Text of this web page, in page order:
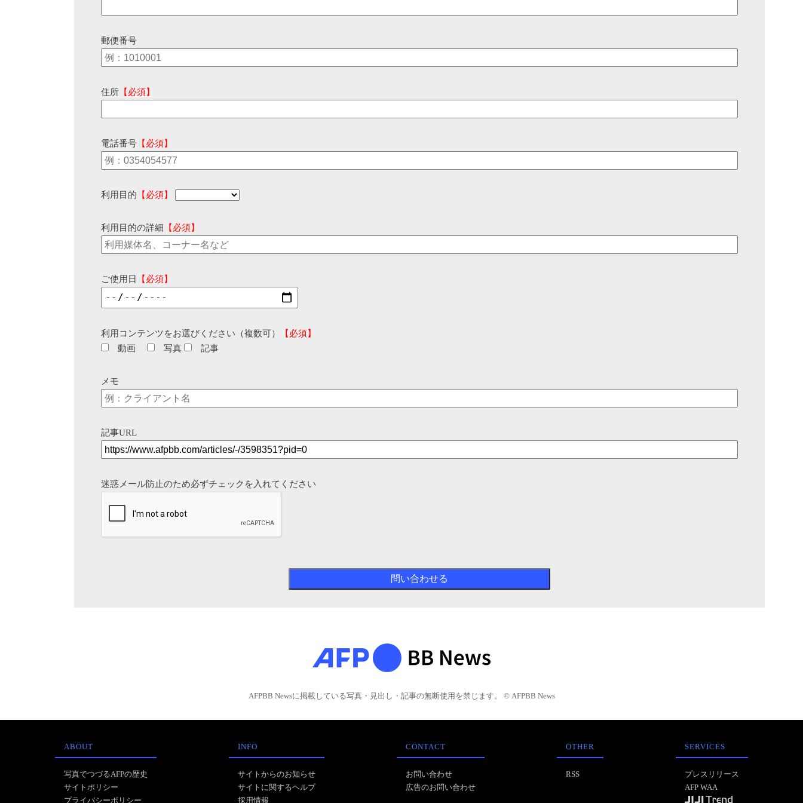
郵便番号
住所 【必須】
電話番号 【必須】
利用目的 【必須】
利用目的の詳細 【必須】
ご使用日 【必須】
利用コンテンツをお選びください（複数可）
【必須】
動画
写真 記事
メモ
記事URL
迷惑メール防止のため必ずチェックを入れてください
AFPBB Newsに掲載している写真・見出し・記事の無断使用を禁じます。 © AFPBB News
ABOUT
写真でつづるAFPの歴史
サイトポリシー
プライバシーポリシー
INFO
サイトからのお知らせ
サイトに関するヘルプ
採用情報
CONTACT
お問い合わせ
広告のお問い合わせ
OTHER
RSS
SERVICES
プレスリリース
AFP WAA